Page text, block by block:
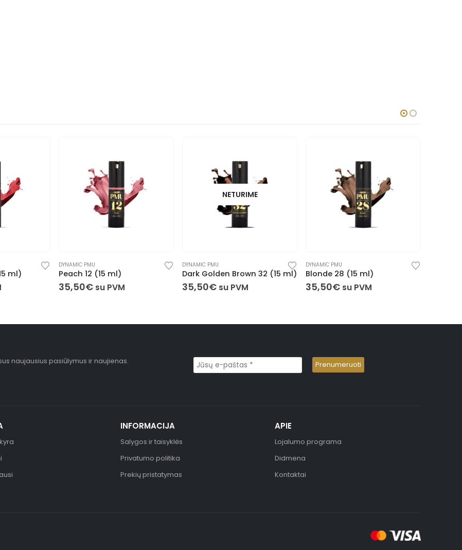
ml)
DYNAMIC PMU
Peach 12 (15 ml)
35,50€ su PVM
NETURIME
DYNAMIC PMU
Dark Golden Brown 32 (15 ml)
35,50€ su PVM
DYNAMIC PMU
Blonde 28 (15 ml)
35,50€ su PVM
naujausius pasiūlymus ir naujienas.
INFORMACIJA
Salygos ir taisyklės
Privatumo politika
Prekių pristatymas
APIE
Lojalumo programa
Didmena
Kontaktai